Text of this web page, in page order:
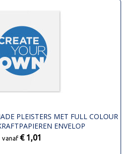
PLEISTERS MET FULL COLOUR
ENVELOP
vanaf € 1,01